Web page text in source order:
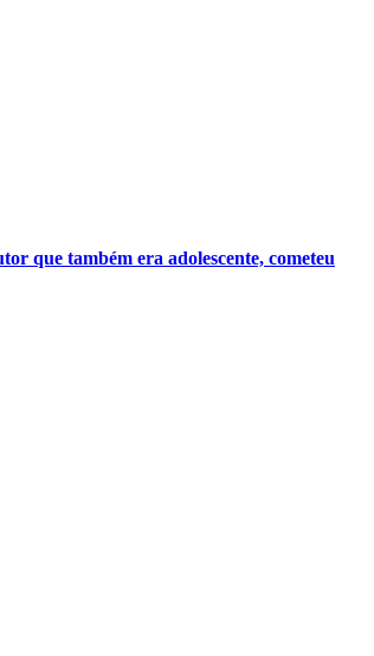
que também era adolescente, cometeu